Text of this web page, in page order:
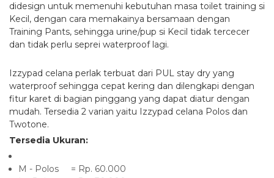
didesign untuk memenuhi kebutuhan masa toilet training si
Kecil, dengan cara memakainya bersamaan dengan
Training Pants, sehingga urine/pup si Kecil tidak tercecer
dan tidak perlu seprei waterproof lagi.
Izzypad celana perlak terbuat dari PUL stay dry yang
waterproof sehingga cepat kering dan dilengkapi dengan
fitur karet di bagian pinggang yang dapat diatur dengan
mudah. Tersedia 2 varian yaitu Izzypad celana Polos dan
Twotone.
Tersedia Ukuran:
M - Polos = Rp. 60.000